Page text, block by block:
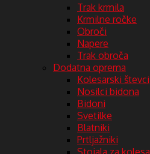
Trak krmila
Krmilne ročke
Obroči
Napere
Trak obroča
Dodatna oprema
Kolesarski števci
Nosilci bidona
Bidoni
Svetilke
Blatniki
Prtljažniki
Stojala za kolesa